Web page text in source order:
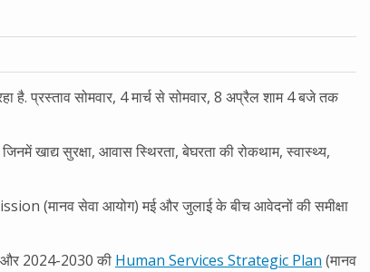
प्रस्ताव सोमवार, 4 मार्च से सोमवार, 8 अप्रैल शाम 4 बजे तक
खाद्य सुरक्षा, आवास स्थिरता, बेघरता की रोकथाम, स्वास्थ्य,
(मानव सेवा आयोग) मई और जुलाई के बीच आवेदनों की समीक्षा
और 2024-2030 की Human Services Strategic Plan (मानव